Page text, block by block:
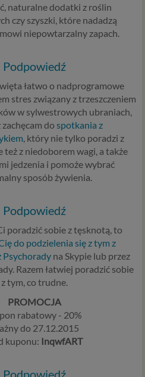
naturalne dodatki z roślin
czy szyszki, które nadadzą
niepowtarzalny zapach.
Podpowiedź
łatwo o nadprogramowe
stres związany z trzeszczeniem
w sylwestrowych ubraniach,
do spotkania z
, który nie tylko poradzi z
też z niedoborem wagi, a także
jedzenia i pomoże wybrać
sposób żywienia.
Podpowiedź
poradzić sobie z tęsknotą, to
do podzielenia się z tym z
Psychorady na Skypie lub przez
Razem łatwiej poradzić sobie
z tym, co trudne.
PROMOCJA
rabatowy - 20%
do 27.12.2015
kuponu: InqwfART
Podpowiedź